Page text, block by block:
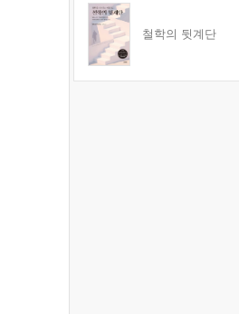
철학의 뒷계단